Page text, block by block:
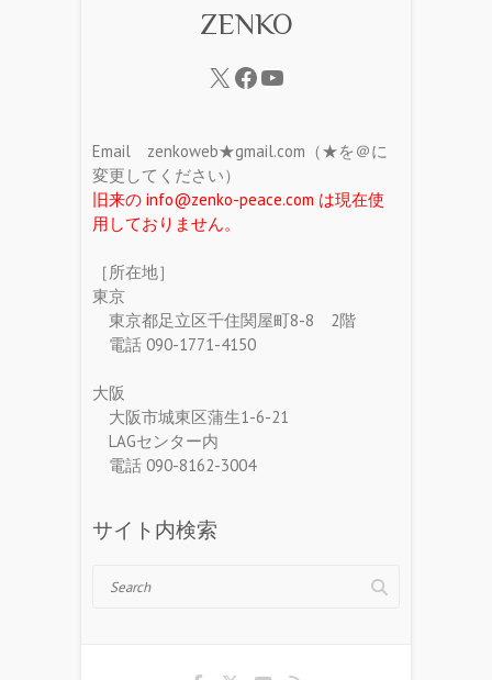
ZENKO
Email zenkoweb★gmail.com（★を＠に
変更してください）
旧来の info@zenko-peace.com は現在使
用しておりません。
［所在地］
東京
東京都足立区千住関屋町8-8 2階
電話 090-1771-4150
大阪
大阪市城東区蒲生1-6-21
LAGセンター内
電話 090-8162-3004
サイト内検索
Search